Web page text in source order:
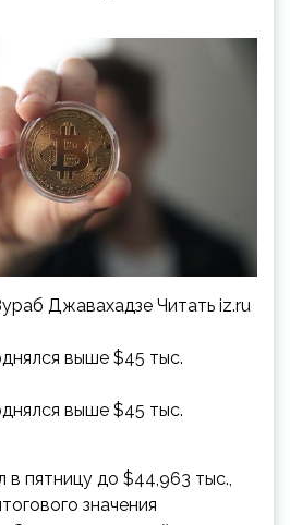
Джавахадзе Читать iz.ru
пятницу до $44,963 тыс.,
значения